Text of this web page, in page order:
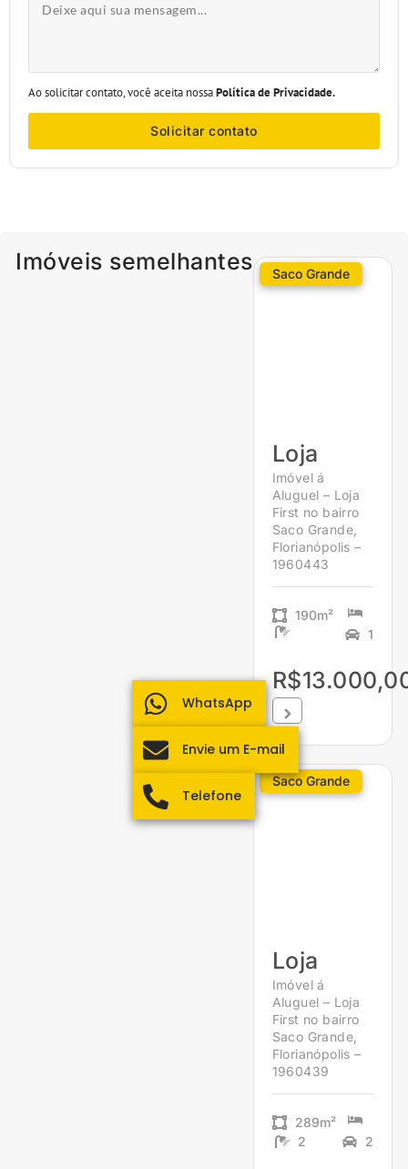
Ao solicitar contato, você aceita nossaPolítica de Privacidade.
Solicitar contato
Imóveis semelhantes Saco Grande
Loja
Imóvel á
Aluguel – Loja
First no bairro
Saco Grande,
Florianópolis –
1960443
190m²
1
Saco Grande
Loja
Imóvel á
Aluguel – Loja
First no bairro
Saco Grande,
Florianópolis –
1960439
289m²
2
2
WhatsApp
Envie um E-mail
Telefone